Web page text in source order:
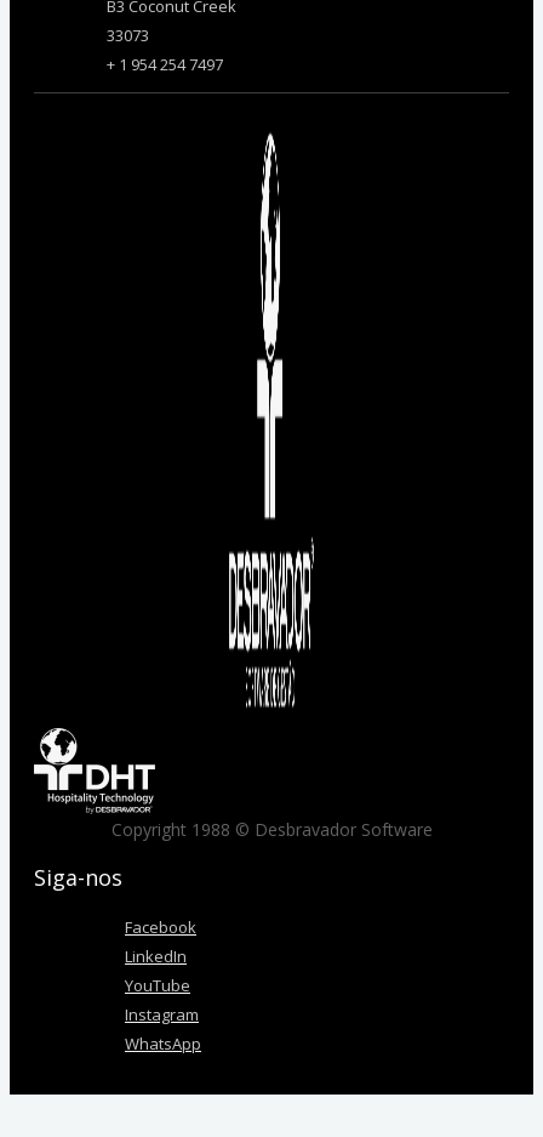
B3 Coconut Creek
33073
+ 1 954 254 7497
Copyright 1988 © Desbravador Software
Siga-nos
Facebook
LinkedIn
YouTube
Instagram
WhatsApp